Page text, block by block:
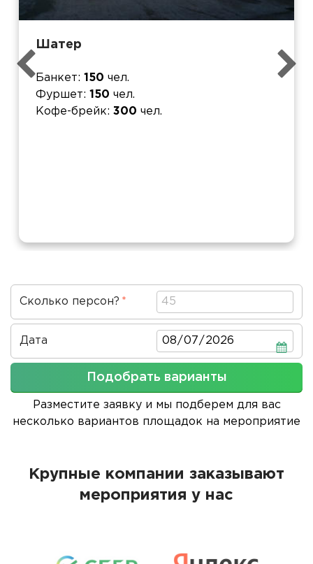
Шатер
Банкет 150 чел.
Фуршет
150 чел.
Кофе-брейк
300 чел.
Сколько персон?
Дата Дата
Подобрать варианты
Разместите заявку и мы подберем для вас
несколько вариантов площадок на мероприятие
Крупные компании заказывают
мероприятия у нас